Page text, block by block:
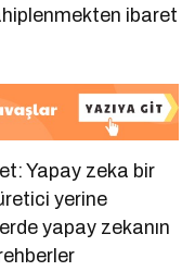
ibaret
Yapay zeka bir
yerine
yapay zekanın